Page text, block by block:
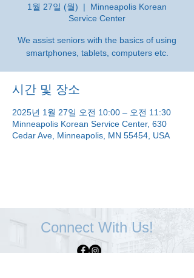
1월 27일 (월)
  |
Minneapolis Korean
Service Center
We assist seniors with the basics of using
smartphones, tablets, computers etc.
시간 및 장소
2025년 1월 27일 오전 10:00 – 오전 11:30
Minneapolis Korean Service Center, 630
Cedar Ave, Minneapolis, MN 55454, USA
Connect With Us!